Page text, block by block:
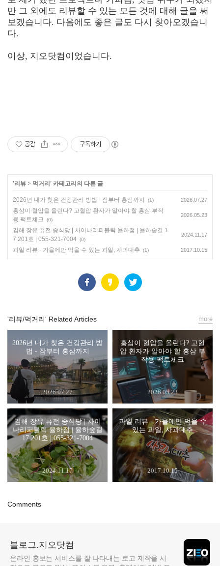
만 그 외에도 리뷰할 수 있는 모든 것에 대해 글을 써
보겠습니다. 다음에도 좋은 글도 다시 찾아오겠습니
다.
이상, 지오닷컴이었습니다.
공감 구독하기
'리뷰 > 먹거리' 카테고리의 다른 글
2026년 내가 찾은 건강관리 방법 - 잠부터 홍삼까지 (1) 2026.07.27
홍삼이 혈압을 올린다? 고혈압 환자가 알아야 할 홍삼 부작
용 팩트체크
(0)
2026.05.23
김해 장유 퓨전 중식당 | 차이나리퍼블릭 율하점 | 율하숲길 1
7 201호 | 055-321-7004 (0)
2024.11.17
과일 리뷰 - 가을에만 먹을 수 있는 과일, 사과대추 (1) 2017.10.15
'리뷰/먹거리' Related Articles
2026년 내가 찾은 건강관리 방
법 - 잠부터 홍삼까지
2026.07.27
홍삼이 혈압을 올린다? 고혈
압 환자가 알아야 할 홍삼 부
작용 팩트체크
2026.05.23
김해 장유 퓨전 중식당 | 차이
나리퍼블릭 율하점 | 율하숲길
17 201호 | 055-321-7004
2024.11.17
과일 리뷰 - 가을에만 먹을 수
있는 과일, 사과대추
2017.10.15
more
Comments
블로그.지오닷컴
온라인 홍보는 서비스를 잘 나타내는 로고 제작을 시